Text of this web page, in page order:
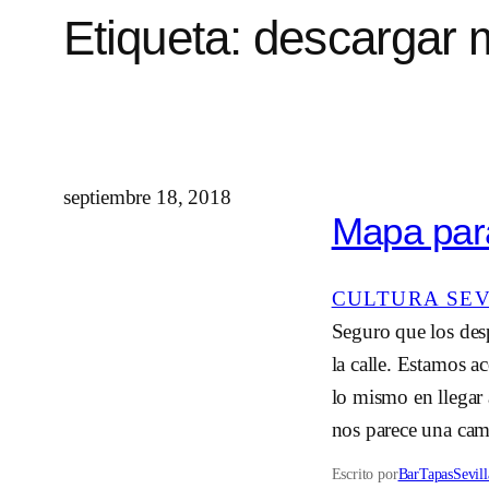
Etiqueta: descargar
septiembre 18, 2018
Mapa
CULTURA
Seguro que los
la calle. Estamos
lo mismo en llegar
nos parece una
Escrito por